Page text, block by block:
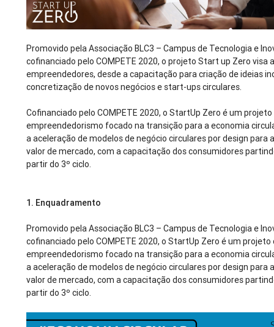
Promovido pela Associação BLC3 – Campus de Tecnologia e
cofinanciado pelo COMPETE 2020, o projeto Start up Zero visa
empreendedores, desde a capacitação para criação de ideias
concretização de novos negócios e start-ups circulares.
Cofinanciado pelo COMPETE 2020, o StartUp Zero é um
empreendedorismo focado na transição para a economia
a aceleração de modelos de negócio circulares por design para
valor de mercado, com a capacitação dos consumidores
partir do 3º ciclo.
1. Enquadramento
Promovido pela Associação BLC3 – Campus de Tecnologia e
cofinanciado pelo COMPETE 2020, o StartUp Zero é um projeto
empreendedorismo focado na transição para a economia
a aceleração de modelos de negócio circulares por design para
valor de mercado, com a capacitação dos consumidores
partir do 3º ciclo.